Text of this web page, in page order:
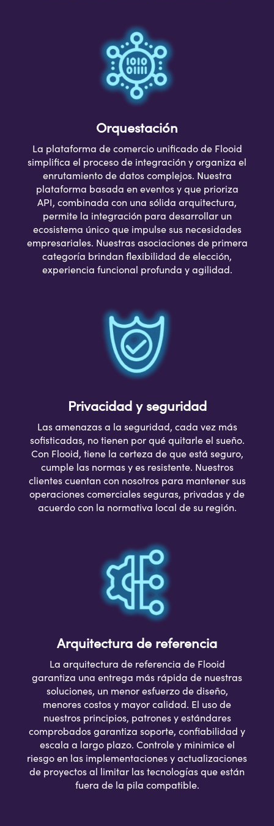
Orquestación
La plataforma de comercio unificado de Flooid
simplifica el proceso de integración y organiza el
enrutamiento de datos complejos. Nuestra
plataforma basada en eventos y que prioriza
API, combinada con una sólida arquitectura,
permite la integración para desarrollar un
ecosistema único que impulse sus necesidades
empresariales. Nuestras asociaciones de primera
categoría brindan flexibilidad de elección,
experiencia funcional profunda y agilidad.
Privacidad y seguridad
Las amenazas a la seguridad, cada vez más
sofisticadas, no tienen por qué quitarle el sueño.
Con Flooid, tiene la certeza de que está seguro,
cumple las normas y es resistente. Nuestros
clientes cuentan con nosotros para mantener sus
operaciones comerciales seguras, privadas y de
acuerdo con la normativa local de su región.
Arquitectura de referencia
La arquitectura de referencia de Flooid
garantiza una entrega más rápida de nuestras
soluciones, un menor esfuerzo de diseño,
menores costos y mayor calidad. El uso de
nuestros principios, patrones y estándares
comprobados garantiza soporte, confiabilidad y
escala a largo plazo. Controle y minimice el
riesgo en las implementaciones y actualizaciones
de proyectos al limitar las tecnologías que están
fuera de la pila compatible.